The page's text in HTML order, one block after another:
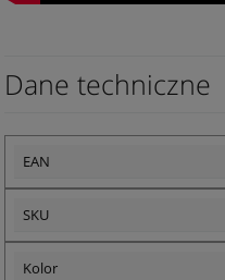
Dane techniczne
EAN
SKU
Kolor